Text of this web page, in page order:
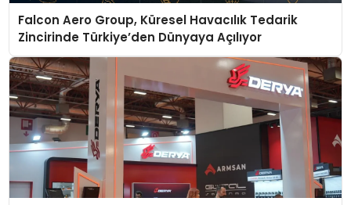
Falcon Aero Group, Küresel Havacılık Tedarik
Zincirinde Türkiye’den Dünyaya Açılıyor